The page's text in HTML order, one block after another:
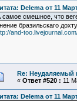
Delema от 11
самое смешное, что
бразильскаго
and-
Re: Неудаляемый
« Ответ #520 : 11
Delema от 11